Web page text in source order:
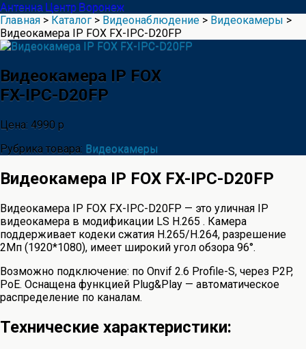
Антенна Центр Воронеж
Главная > Каталог > Видеонаблюдение > Видеокамеры >
Видеокамера IP FOX FX-IPC-D20FP
Видеокамера IP FOX
FX-IPC-D20FP
Цена: 4990 р
Рубрика товара: Видеокамеры
Видеокамера IP FOX FX-IPC-D20FP
Видеокамера IP FOX FX-IPC-D20FP — это уличная IP
видеокамера в модификации LS H.265 . Камера
поддерживает кодеки сжатия H.265/H.264, разрешение
2Мп (1920*1080), имеет широкий угол обзора 96°.
Возможно подключение: по Onvif 2.6 Profile-S, через P2P,
РоE. Оснащена функцией Plug&Play — автоматическое
распределение по каналам.
Технические характеристики: